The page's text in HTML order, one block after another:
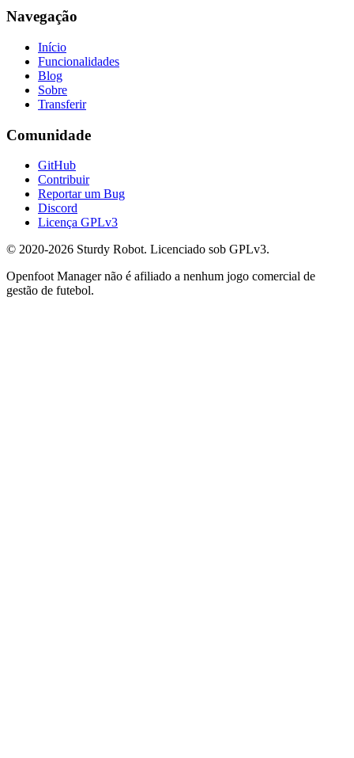
Navegação
Início
Funcionalidades
Blog
Sobre
Transferir
Comunidade
GitHub
Contribuir
Reportar um Bug
Discord
Licença GPLv3
© 2020-2026 Sturdy Robot. Licenciado sob GPLv3.
Openfoot Manager não é afiliado a nenhum jogo comercial de
gestão de futebol.